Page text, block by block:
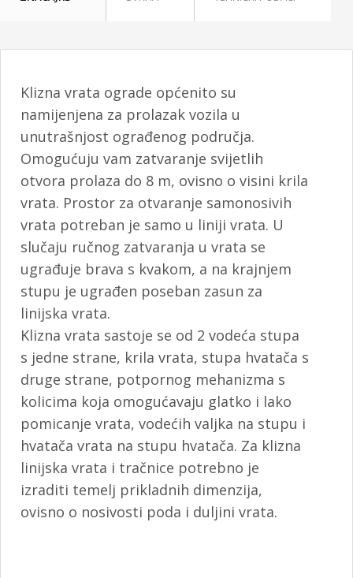
Klizna vrata ograde općenito su
namijenjena za prolazak vozila u
unutrašnjost ograđenog područja.
Omogućuju vam zatvaranje svijetlih
otvora prolaza do 8 m, ovisno o visini krila
vrata. Prostor za otvaranje samonosivih
vrata potreban je samo u liniji vrata. U
slučaju ručnog zatvaranja u vrata se
ugrađuje brava s kvakom, a na krajnjem
stupu je ugrađen poseban zasun za
linijska vrata.
Klizna vrata sastoje se od 2 vodeća stupa
s jedne strane, krila vrata, stupa hvatača s
druge strane, potpornog mehanizma s
kolicima koja omogućavaju glatko i lako
pomicanje vrata, vodećih valjka na stupu i
hvatača vrata na stupu hvatača. Za klizna
linijska vrata i tračnice potrebno je
izraditi temelj prikladnih dimenzija,
ovisno o nosivosti poda i duljini vrata.